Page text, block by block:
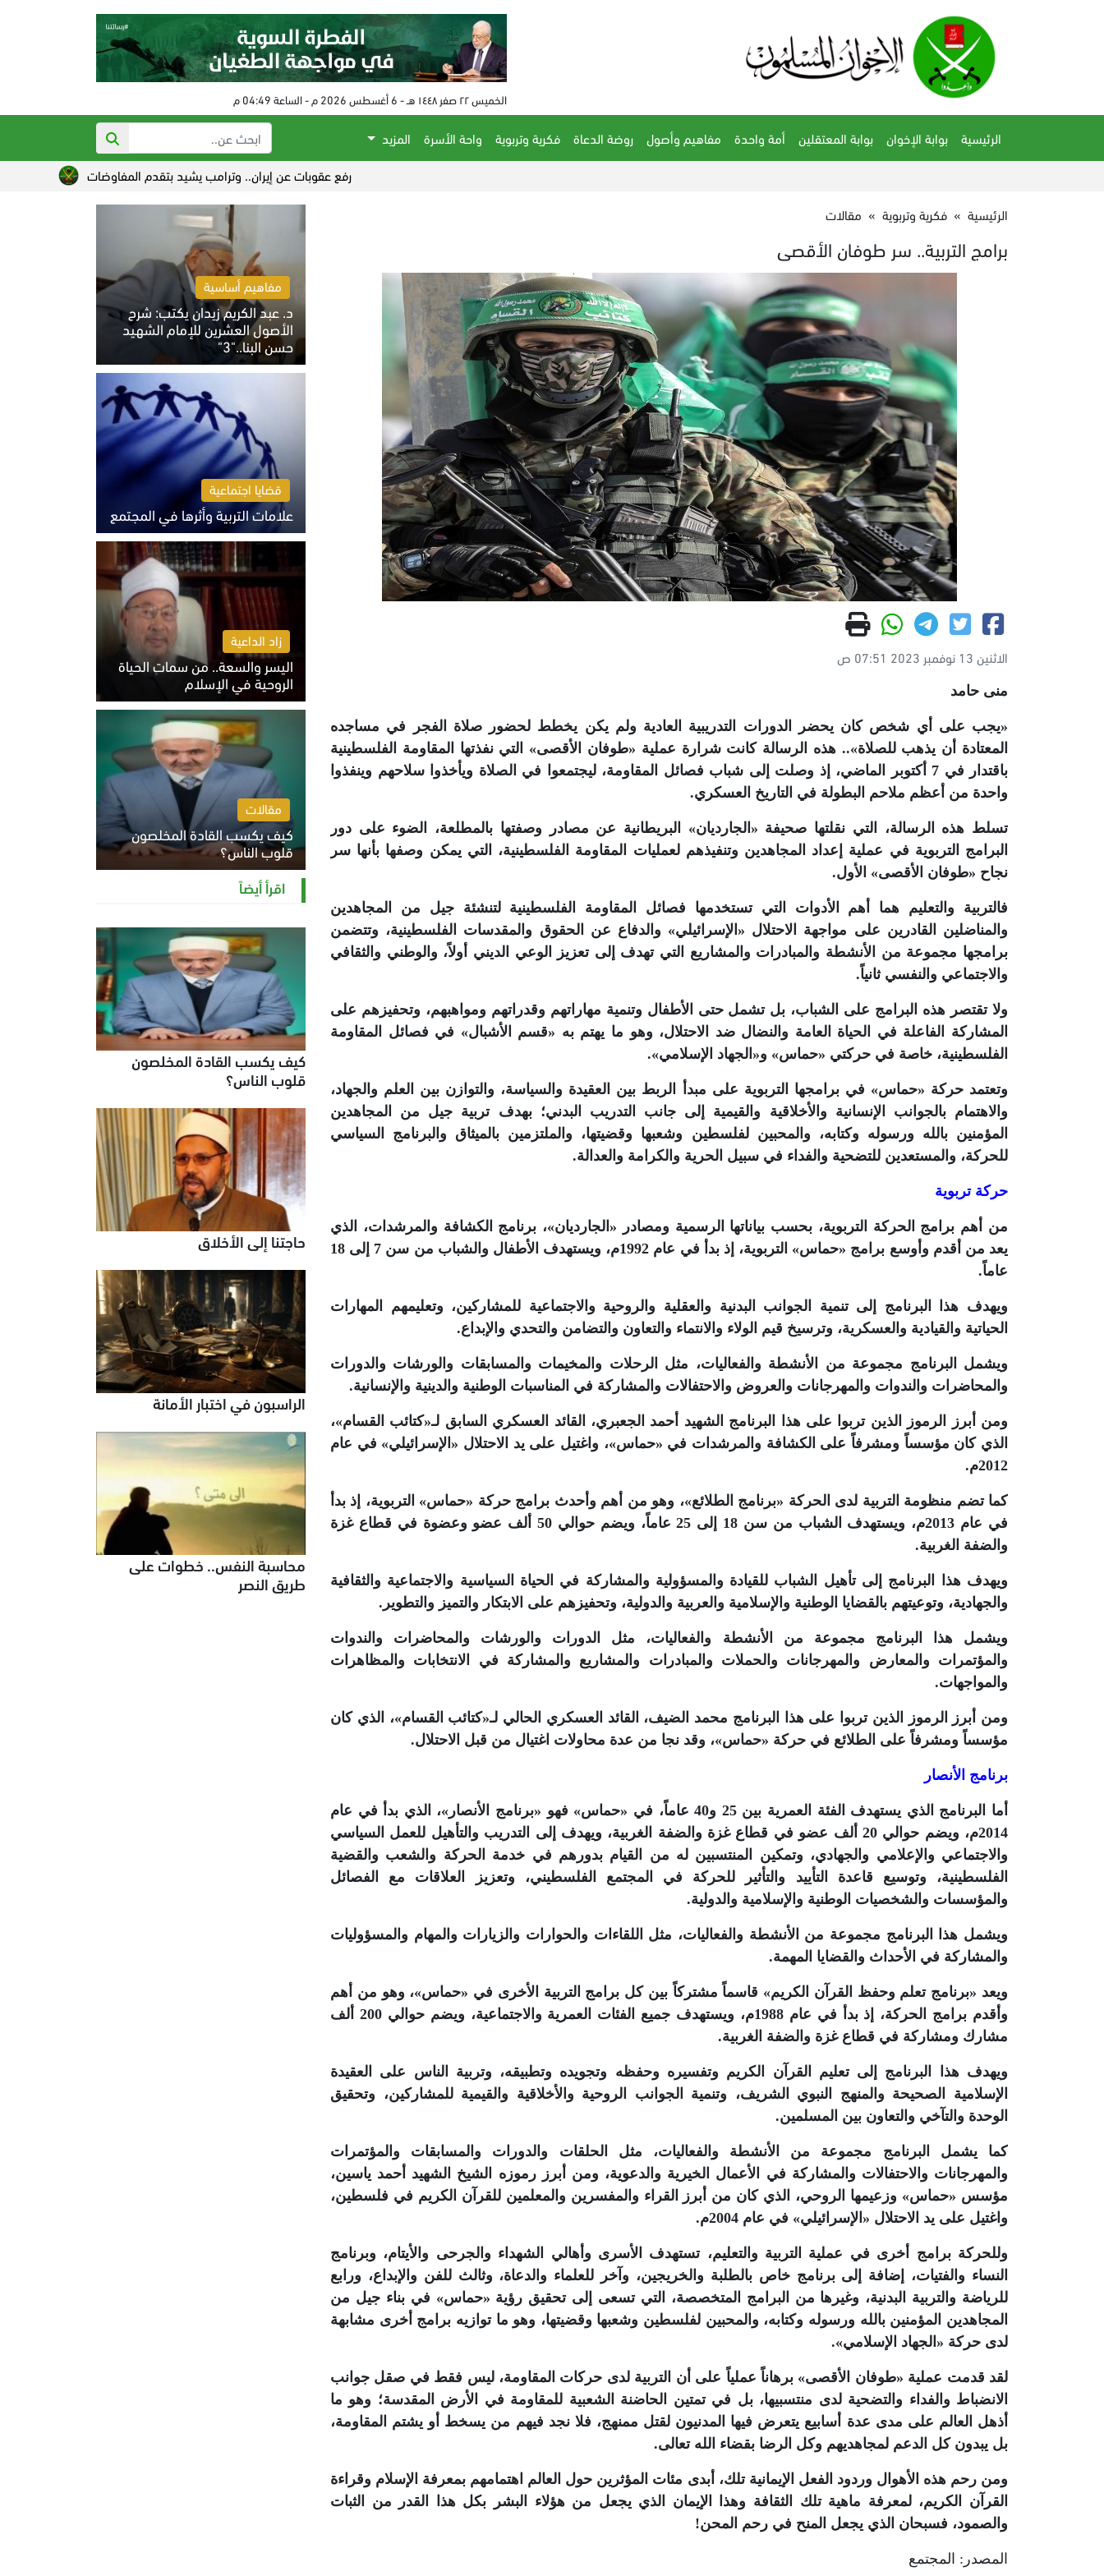
الخميس ٢٢ صفر ١٤٤٨ هـ - 6 أغسطس 2026 م - الساعة 04:49 م
الرئيسية بوابة الإخوان بوابة المعتقلين أمة واحدة مفاهيم وأصول روضة الدعاة فكرية وتربوية واحة الأسرة
المزيد
رفع عقوبات عن إيران.. وترامب يشيد بتقدم المفاوضات
سورية تحقق الاكتفاء الذاتي
الرئيسية » فكرية وتربوية » مقالات
برامج التربية.. سر طوفان الأقصى
الاثنين 13 نوفمبر 2023 07:51 ص
منى حامد
«يجب على أي شخص كان يحضر الدورات التدريبية العادية ولم يكن يخطط لحضور صلاة الفجر في مساجده
المعتادة أن يذهب للصلاة».. هذه الرسالة كانت شرارة عملية «طوفان الأقصى» التي نفذتها المقاومة الفلسطينية
باقتدار في 7 أكتوبر الماضي، إذ وصلت إلى شباب فصائل المقاومة، ليجتمعوا في الصلاة ويأخذوا سلاحهم وينفذوا
واحدة من أعظم ملاحم البطولة في التاريخ العسكري.
تسلط هذه الرسالة، التي نقلتها صحيفة «الجارديان» البريطانية عن مصادر وصفتها بالمطلعة، الضوء على دور
البرامج التربوية في عملية إعداد المجاهدين وتنفيذهم لعمليات المقاومة الفلسطينية، التي يمكن وصفها بأنها سر
نجاح «طوفان الأقصى» الأول.
فالتربية والتعليم هما أهم الأدوات التي تستخدمها فصائل المقاومة الفلسطينية لتنشئة جيل من المجاهدين
والمناضلين القادرين على مواجهة الاحتلال «الإسرائيلي» والدفاع عن الحقوق والمقدسات الفلسطينية، وتتضمن
برامجها مجموعة من الأنشطة والمبادرات والمشاريع التي تهدف إلى تعزيز الوعي الديني أولاً، والوطني والثقافي
والاجتماعي والنفسي ثانياً.
ولا تقتصر هذه البرامج على الشباب، بل تشمل حتى الأطفال وتنمية مهاراتهم وقدراتهم ومواهبهم، وتحفيزهم على
المشاركة الفاعلة في الحياة العامة والنضال ضد الاحتلال، وهو ما يهتم به «قسم الأشبال» في فصائل المقاومة
الفلسطينية، خاصة في حركتي «حماس» و«الجهاد الإسلامي».
وتعتمد حركة «حماس» في برامجها التربوية على مبدأ الربط بين العقيدة والسياسة، والتوازن بين العلم والجهاد،
والاهتمام بالجوانب الإنسانية والأخلاقية والقيمية إلى جانب التدريب البدني؛ بهدف تربية جيل من المجاهدين
المؤمنين بالله ورسوله وكتابه، والمحبين لفلسطين وشعبها وقضيتها، والملتزمين بالميثاق والبرنامج السياسي
للحركة، والمستعدين للتضحية والفداء في سبيل الحرية والكرامة والعدالة.
حركة تربوية
من أهم برامج الحركة التربوية، بحسب بياناتها الرسمية ومصادر «الجارديان»، برنامج الكشافة والمرشدات، الذي
يعد من أقدم وأوسع برامج «حماس» التربوية، إذ بدأ في عام 1992م، ويستهدف الأطفال والشباب من سن 7 إلى 18
عاماً.
ويهدف هذا البرنامج إلى تنمية الجوانب البدنية والعقلية والروحية والاجتماعية للمشاركين، وتعليمهم المهارات
الحياتية والقيادية والعسكرية، وترسيخ قيم الولاء والانتماء والتعاون والتضامن والتحدي والإبداع.
ويشمل البرنامج مجموعة من الأنشطة والفعاليات، مثل الرحلات والمخيمات والمسابقات والورشات والدورات
والمحاضرات والندوات والمهرجانات والعروض والاحتفالات والمشاركة في المناسبات الوطنية والدينية والإنسانية.
ومن أبرز الرموز الذين تربوا على هذا البرنامج الشهيد أحمد الجعبري، القائد العسكري السابق لـ«كتائب القسام»،
الذي كان مؤسساً ومشرفاً على الكشافة والمرشدات في «حماس»، واغتيل على يد الاحتلال «الإسرائيلي» في عام
2012م.
كما تضم منظومة التربية لدى الحركة «برنامج الطلائع»، وهو من أهم وأحدث برامج حركة «حماس» التربوية، إذ بدأ
في عام 2013م، ويستهدف الشباب من سن 18 إلى 25 عاماً، ويضم حوالي 50 ألف عضو وعضوة في قطاع غزة
والضفة الغربية.
ويهدف هذا البرنامج إلى تأهيل الشباب للقيادة والمسؤولية والمشاركة في الحياة السياسية والاجتماعية والثقافية
والجهادية، وتوعيتهم بالقضايا الوطنية والإسلامية والعربية والدولية، وتحفيزهم على الابتكار والتميز والتطوير.
ويشمل هذا البرنامج مجموعة من الأنشطة والفعاليات، مثل الدورات والورشات والمحاضرات والندوات
والمؤتمرات والمعارض والمهرجانات والحملات والمبادرات والمشاريع والمشاركة في الانتخابات والمظاهرات
والمواجهات.
ومن أبرز الرموز الذين تربوا على هذا البرنامج محمد الضيف، القائد العسكري الحالي لـ«كتائب القسام»، الذي كان
مؤسساً ومشرفاً على الطلائع في حركة «حماس»، وقد نجا من عدة محاولات اغتيال من قبل الاحتلال.
برنامج الأنصار
أما البرنامج الذي يستهدف الفئة العمرية بين 25 و40 عاماً، في «حماس» فهو «برنامج الأنصار»، الذي بدأ في عام
2014م، ويضم حوالي 20 ألف عضو في قطاع غزة والضفة الغربية، ويهدف إلى التدريب والتأهيل للعمل السياسي
والاجتماعي والإعلامي والجهادي، وتمكين المنتسبين له من القيام بدورهم في خدمة الحركة والشعب والقضية
الفلسطينية، وتوسيع قاعدة التأييد والتأثير للحركة في المجتمع الفلسطيني، وتعزيز العلاقات مع الفصائل
والمؤسسات والشخصيات الوطنية والإسلامية والدولية.
ويشمل هذا البرنامج مجموعة من الأنشطة والفعاليات، مثل اللقاءات والحوارات والزيارات والمهام والمسؤوليات
والمشاركة في الأحداث والقضايا المهمة.
ويعد «برنامج تعلم وحفظ القرآن الكريم» قاسماً مشتركاً بين كل برامج التربية الأخرى في «حماس»، وهو من أهم
وأقدم برامج الحركة، إذ بدأ في عام 1988م، ويستهدف جميع الفئات العمرية والاجتماعية، ويضم حوالي 200 ألف
مشارك ومشاركة في قطاع غزة والضفة الغربية.
ويهدف هذا البرنامج إلى تعليم القرآن الكريم وتفسيره وحفظه وتجويده وتطبيقه، وتربية الناس على العقيدة
الإسلامية الصحيحة والمنهج النبوي الشريف، وتنمية الجوانب الروحية والأخلاقية والقيمية للمشاركين، وتحقيق
الوحدة والتآخي والتعاون بين المسلمين.
كما يشمل البرنامج مجموعة من الأنشطة والفعاليات، مثل الحلقات والدورات والمسابقات والمؤتمرات
والمهرجانات والاحتفالات والمشاركة في الأعمال الخيرية والدعوية، ومن أبرز رموزه الشيخ الشهيد أحمد ياسين،
مؤسس «حماس» وزعيمها الروحي، الذي كان من أبرز القراء والمفسرين والمعلمين للقرآن الكريم في فلسطين،
واغتيل على يد الاحتلال «الإسرائيلي» في عام 2004م.
وللحركة برامج أخرى في عملية التربية والتعليم، تستهدف الأسرى وأهالي الشهداء والجرحى والأيتام، وبرنامج
النساء والفتيات، إضافة إلى برنامج خاص بالطلبة والخريجين، وآخر للعلماء والدعاة، وثالث للفن والإبداع، ورابع
للرياضة والتربية البدنية، وغيرها من البرامج المتخصصة، التي تسعى إلى تحقيق رؤية «حماس» في بناء جيل من
المجاهدين المؤمنين بالله ورسوله وكتابه، والمحبين لفلسطين وشعبها وقضيتها، وهو ما توازيه برامج أخرى مشابهة
لدى حركة «الجهاد الإسلامي».
لقد قدمت عملية «طوفان الأقصى» برهاناً عملياً على أن التربية لدى حركات المقاومة، ليس فقط في صقل جوانب
الانضباط والفداء والتضحية لدى منتسبيها، بل في تمتين الحاضنة الشعبية للمقاومة في الأرض المقدسة؛ وهو ما
أذهل العالم على مدى عدة أسابيع يتعرض فيها المدنيون لقتل ممنهج، فلا نجد فيهم من يسخط أو يشتم المقاومة،
بل يبدون كل الدعم لمجاهديهم وكل الرضا بقضاء الله تعالى.
ومن رحم هذه الأهوال وردود الفعل الإيمانية تلك، أبدى مئات المؤثرين حول العالم اهتمامهم بمعرفة الإسلام وقراءة
القرآن الكريم، لمعرفة ماهية تلك الثقافة وهذا الإيمان الذي يجعل من هؤلاء البشر بكل هذا القدر من الثبات
والصمود، فسبحان الذي يجعل المنح في رحم المحن!
المصدر: المجتمع
مفاهيم أساسية
د. عبد الكريم زيدان يكتب: شرح
الأصول العشرين للإمام الشهيد
حسن البنا.."3"
الثلاثاء 4 أغسطس 2026 01:04 م
قضايا اجتماعية
علامات التربية وأثرها في المجتمع
الثلاثاء 4 أغسطس 2026 12:50 م
زاد الداعية
اليسر والسعة.. من سمات الحياة
الروحية في الإسلام
الثلاثاء 4 أغسطس 2026 12:56 م
مقالات
كيف يكسب القادة المخلصون
قلوب الناس؟
الثلاثاء 4 أغسطس 2026 12:27 م
اقرأ أيضاً
كيف يكسب القادة المخلصون
قلوب الناس؟
حاجتنا إلى الأخلاق
الراسبون في اختبار الأمانة
محاسبة النفس.. خطوات على
طريق النصر